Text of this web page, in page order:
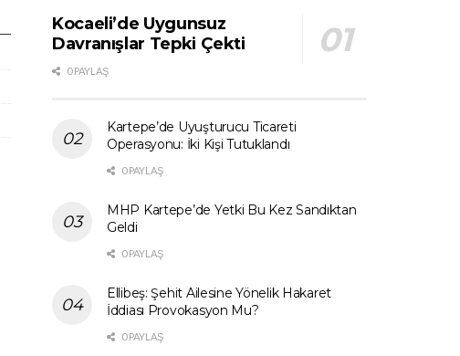
Kocaeli’de Uygunsuz
Davranışlar Tepki Çekti
0 PAYLAŞ
Kartepe’de Uyuşturucu Ticareti
Operasyonu: İki Kişi Tutuklandı
0 PAYLAŞ
MHP Kartepe’de Yetki Bu Kez Sandıktan
Geldi
0 PAYLAŞ
Ellibeş: Şehit Ailesine Yönelik Hakaret
İddiası Provokasyon Mu?
0 PAYLAŞ